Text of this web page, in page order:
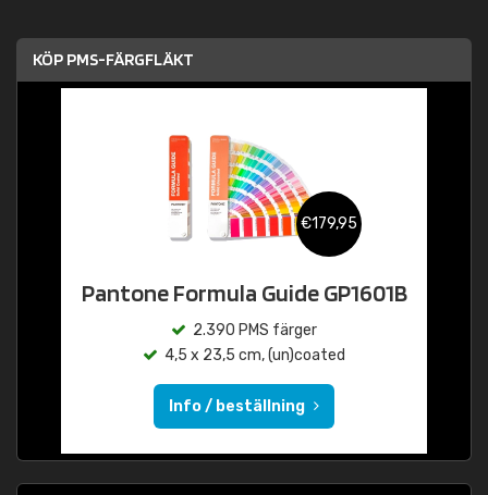
KÖP PMS-FÄRGFLÄKT
€179,95
Pantone Formula Guide GP1601B
2.390 PMS färger
4,5 x 23,5 cm, (un)coated
Info / beställning